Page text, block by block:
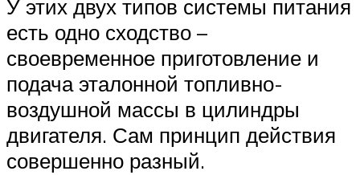
У этих двух типов системы питания
есть одно сходство –
своевременное приготовление и
подача эталонной топливно-
воздушной массы в цилиндры
двигателя. Сам принцип действия
совершенно разный.